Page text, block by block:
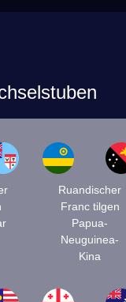
Ruandischer
Franc tilgen
Papua-
Neuguinea-
Kina